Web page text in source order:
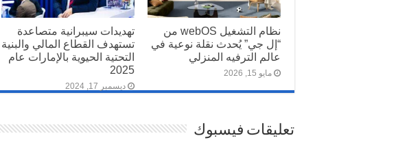
نظام التشغيل webOS من
“إل جي” يُحدث نقلة نوعية في
عالم الترفيه المنزلي
مايو 15, 2026
تهديدات سيبرانية متصاعدة
تستهدف القطاع المالي والبنية
التحتية الحيوية بالإمارات عام
2025
ديسمبر 17, 2024
تعليقات فيسبوك